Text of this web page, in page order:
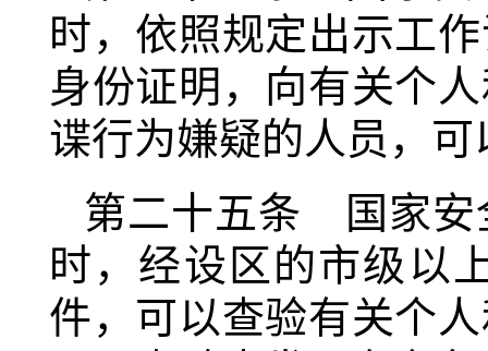
时，依照规定出示工
身份证明，向有关个
谍行为嫌疑的人员，
第二十五条 国家安
时，经设区的市级以
件，可以查验有关个